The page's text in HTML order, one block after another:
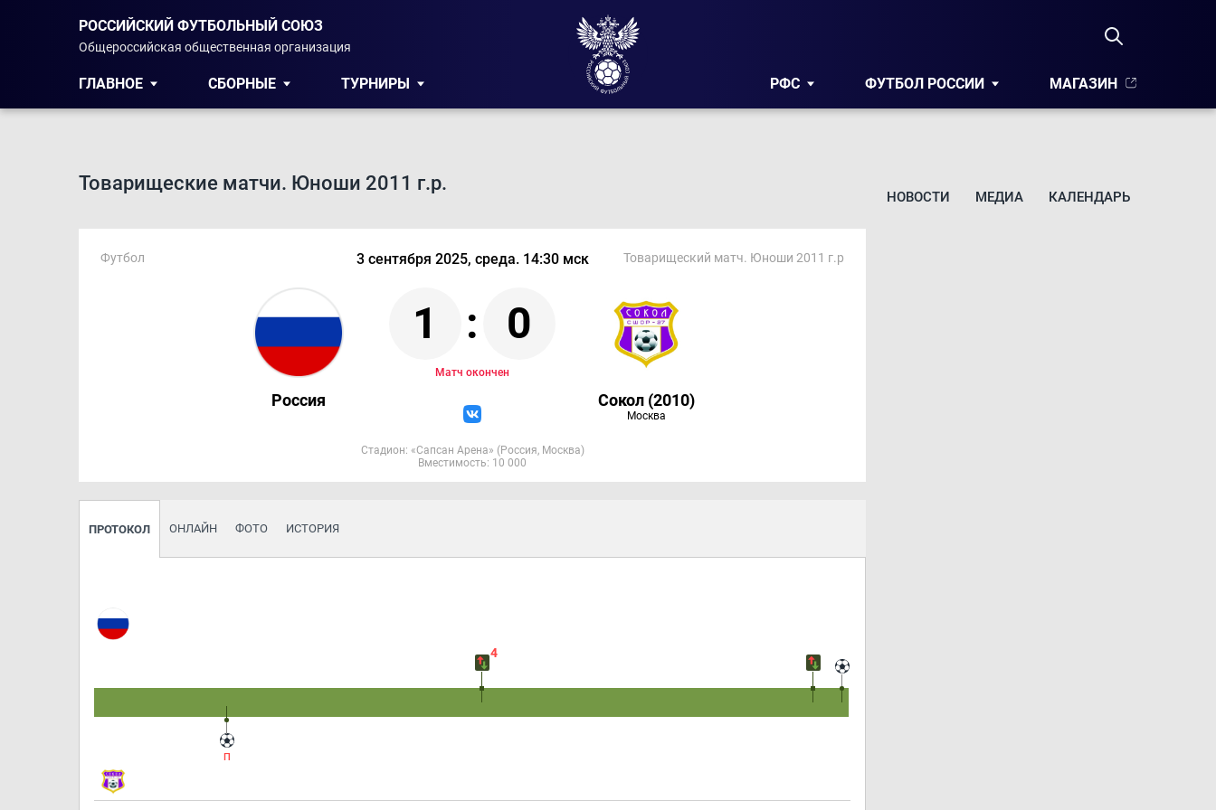
РОССИЙСКИЙ ФУТБОЛЬНЫЙ СОЮЗ
Общероссийская общественная организация
ГЛАВНОЕ СБОРНЫЕ ТУРНИРЫ РФС ФУТБОЛ РОССИИ МАГАЗИН
Товарищеские матчи. Юноши 2011 г.р.
НОВОСТИ МЕДИА КАЛЕНДАРЬ
Футбол 3 сентября 2025, среда. 14:30 мск Товарищеский матч. Юноши 2011 г.р
Россия
1 : 0
Матч окончен
Сокол (2010)
Москва
Стадион: «Сапсан Арена» (Россия, Москва)
Вместимость: 10 000
ПРОТОКОЛ ОНЛАЙН ФОТО ИСТОРИЯ
4